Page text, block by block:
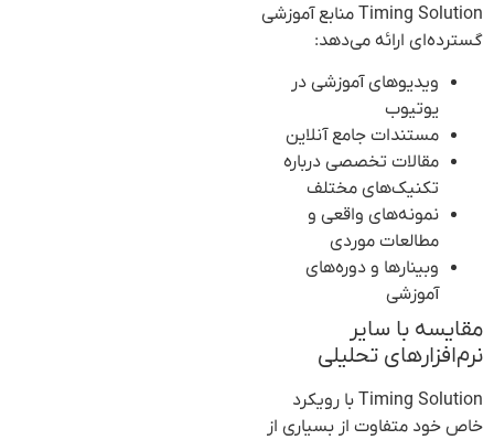
Timing Solution منابع آموزشی
گسترده‌ای ارائه می‌دهد:
ویدیوهای آموزشی در
یوتیوب
مستندات جامع آنلاین
مقالات تخصصی درباره
تکنیک‌های مختلف
نمونه‌های واقعی و
مطالعات موردی
وبینارها و دوره‌های
آموزشی
مقایسه با سایر
نرم‌افزارهای تحلیلی
Timing Solution با رویکرد
خاص خود متفاوت از بسیاری از